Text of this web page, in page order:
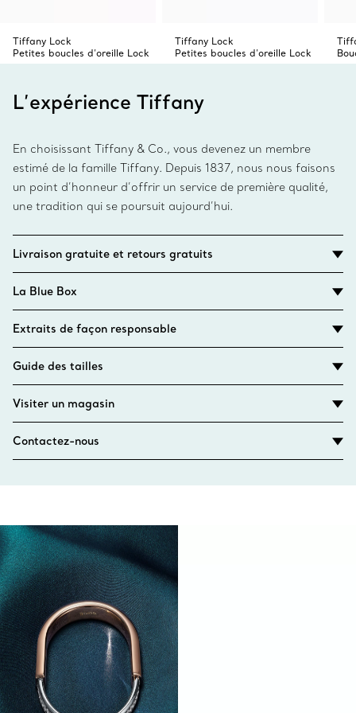
Tiffany Lock
Petites boucles d’oreille Lock
Tiffany Lock
Petites boucles d’oreille Lock
L’expérience Tiffany
En choisissant Tiffany & Co., vous devenez un membre
estimé de la famille Tiffany. Depuis 1837, nous nous faisons
un point d’honneur d’offrir un service de première qualité,
une tradition qui se poursuit aujourd’hui.
Livraison gratuite et retours gratuits
La Blue Box
Extraits de façon responsable
Guide des tailles
Visiter un magasin
Contactez-nous